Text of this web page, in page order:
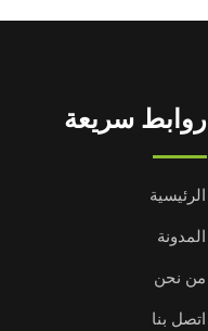
روابط سريعة
الرئيسية
المدونة
من نحن
اتصل بنا